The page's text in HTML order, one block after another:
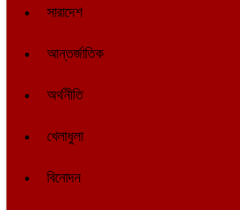
সারাদেশ
আন্তর্জাতিক
অর্থনীতি
খেলাধুলা
বিনোদন